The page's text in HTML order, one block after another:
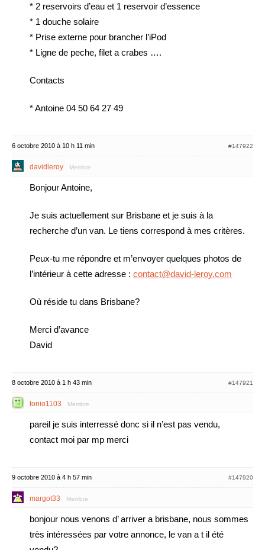
* 2 reservoirs d’eau et 1 reservoir d’essence
* 1 douche solaire
* Prise externe pour brancher l’iPod
* Ligne de peche, filet a crabes ….
Contacts
* Antoine 04 50 64 27 49
6 octobre 2010 à 10 h 11 min #147922
davidleroy Membre
Bonjour Antoine,
Je suis actuellement sur Brisbane et je suis à la
recherche d’un van. Le tiens correspond à mes critères.
Peux-tu me répondre et m’envoyer quelques photos de
l’intérieur à cette adresse : contact@david-leroy.com
Où réside tu dans Brisbane?
Merci d’avance
David
8 octobre 2010 à 1 h 43 min #147921
tonio1103 Membre
pareil je suis interressé donc si il n’est pas vendu,
contact moi par mp merci
9 octobre 2010 à 4 h 57 min #147920
margot33 Membre
bonjour nous venons d’ arriver a brisbane, nous sommes
très intéressées par votre annonce, le van a t il été